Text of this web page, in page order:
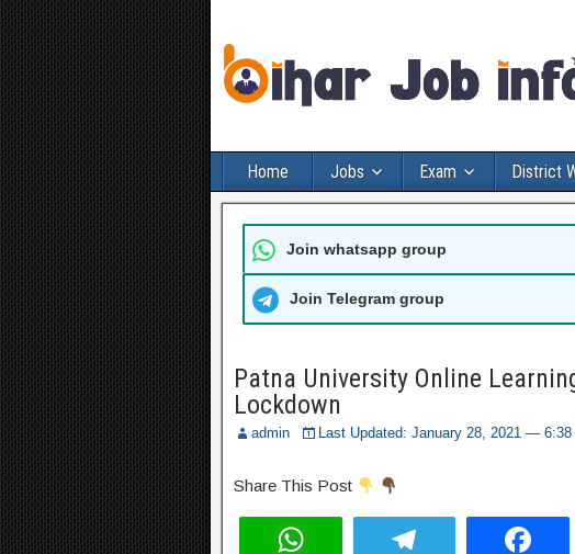
Home Jobs Exam District
Join whatsapp group
Join Telegram group
Patna University Online
Lockdown
admin Last Updated: January 28, 2021 — 6:38
Share This Post